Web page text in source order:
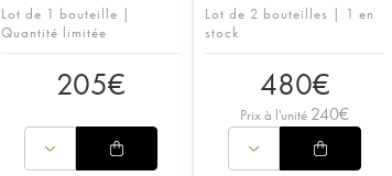
Lot de 1 bouteille |
Quantité limitée
205€
Lot de 2 bouteilles | 1 en
stock
480€
Prix à l'unité 240€